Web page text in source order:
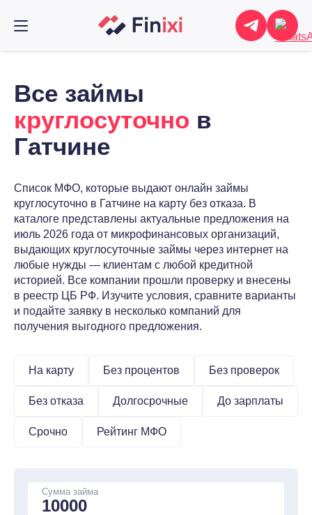
Все займы
круглосуточно в
Гатчине
Список МФО, которые выдают онлайн займы
круглосуточно в Гатчине на карту без отказа. В
каталоге представлены актуальные предложения на
июль 2026 года от микрофинансовых организаций,
выдающих круглосуточные займы через интернет на
любые нужды — клиентам с любой кредитной
историей. Все компании прошли проверку и внесены
в реестр ЦБ РФ. Изучите условия, сравните варианты
и подайте заявку в несколько компаний для
получения выгодного предложения.
На карту Без процентов Без проверок
Без отказа Долгосрочные До зарплаты
Срочно Рейтинг МФО
Сумма займа